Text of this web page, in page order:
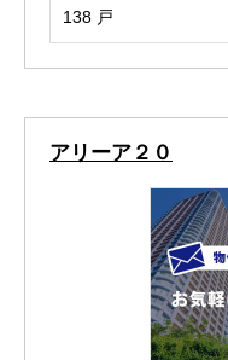
138 戸
アリーア２０